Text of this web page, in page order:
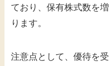
ており、保有株式数を
ります。
注意点として、優待を